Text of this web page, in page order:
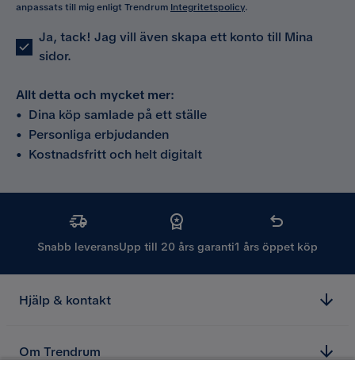
anpassats till mig enligt Trendrum Integritetspolicy.
Ja, tack! Jag vill även skapa ett konto till Mina
sidor.
Allt detta och mycket mer:
• Dina köp samlade på ett ställe
• Personliga erbjudanden
• Kostnadsfritt och helt digitalt
Snabb leveransUpp till 20 års garanti1 års öppet köp
Hjälp & kontakt
Om Trendrum